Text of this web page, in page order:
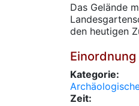
Das Gelände
den heutigen
Einordnung
Kategorie:
Zeit: